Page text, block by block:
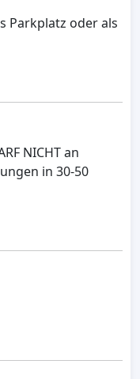
Parkplatz oder als
NICHT an
in 30-50